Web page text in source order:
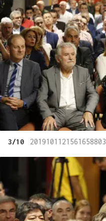
3/10 2019101121561658803